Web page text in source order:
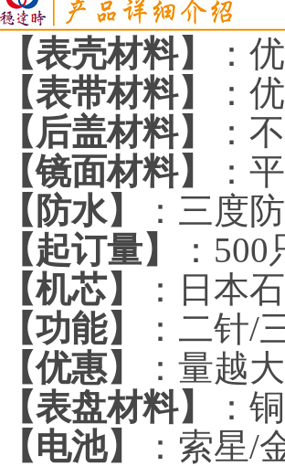
【表壳材料】
：
【表带材料】
：
【后盖材料】
：
【镜面材料】
：
【防水】
：三度
【起订量】
：
【机芯】
：日本
【功能】
：二针/
【优惠】
：量越
【表盘材料】
：
【电池】
：索星/